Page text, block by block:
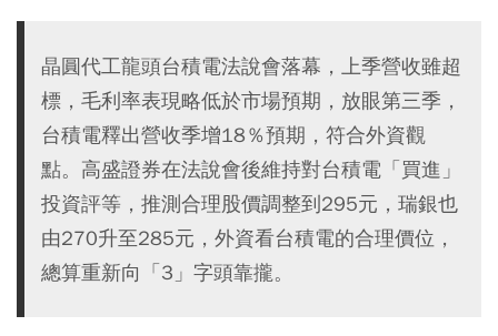
晶圓代工龍頭台積電法說會落幕，上季營收雖超
標，毛利率表現略低於市場預期，放眼第三季，
台積電釋出營收季增18％預期，符合外資觀
點。高盛證券在法說會後維持對台積電「買進」
投資評等，推測合理股價調整到295元，瑞銀也
由270升至285元，外資看台積電的合理價位，
總算重新向「3」字頭靠攏。